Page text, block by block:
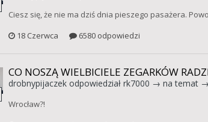
Ciesz się, że nie ma dziś dnia pieszego pasażera.
18 Czerwca
6580 odpowiedzi
CO NOSZĄ WIELBICIELE ZEGARKÓW
drobnypijaczekodpowiedział rk7000 → na temat →
Wrocław?!